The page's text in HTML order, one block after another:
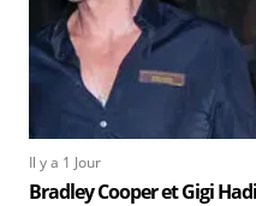
Il y a 1 Jour
Bradley Cooper et Gigi